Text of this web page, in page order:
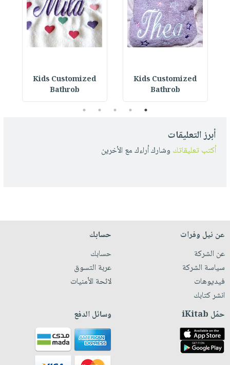
Kids Customized
Bathrob
Kids Customized
Bathrob
1
2
3
4
5
أبرز التعليقات
أكتب تعليقاتك وشارك أراءك مع الأخرين
عن نيل وفرات
عن الشركة
سياسة الشركة
فيديوهات
انشر كتابك
حسابك
حسابك
عربة التسوق
لائحة الأمنيات
حمّل iKitab وسائل الدفع